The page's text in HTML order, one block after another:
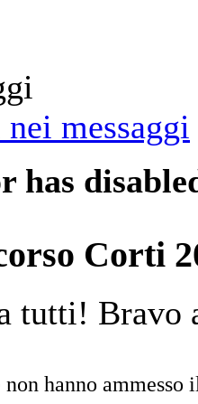
has
Corti
tutti!
non hanno